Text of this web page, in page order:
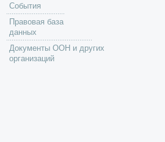
События
Правовая база
данных
Документы ООН и других
организаций